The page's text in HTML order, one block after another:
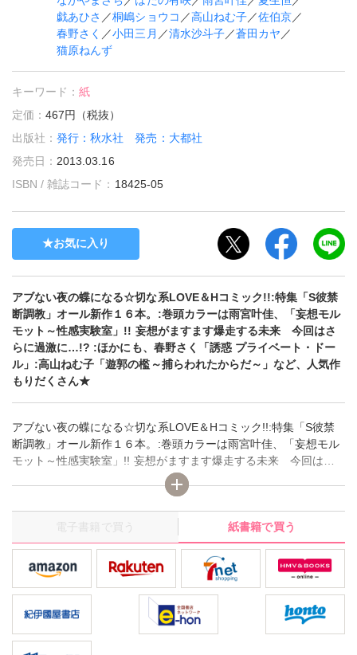
戯あひさ ／桐嶋ショウコ ／高山ねむ子／佐伯京／
春野さく ／小田三月 ／清水沙斗子／蒼田カヤ ／
猫原ねんず
キーワード：紙
定価：467円（税抜）
出版社：発行：秋水社 発売：大都社
発売日： 2013.03.16
ISBN / 雑誌コード： 18425-05
お気に入り
アブない夜の蝶になる☆切な系LOVE＆Hコミック!!:特集「S彼禁
断調教」オール新作１６本。:巻頭カラーは雨宮叶佳、「妄想モル
モット～性感実験室」!! 妄想がますます爆走する未来 今回はさ
らに過激に…!? :ほかにも、春野さく「誘惑 プライベート・ドー
ル」:高山ねむ子「遊郭の檻～捕らわれたからだ～」など、人気作
もりだくさん★
アブない夜の蝶になる☆切な系LOVE＆Hコミック!!:特集「S彼禁
断調教」オール新作１６本。:巻頭カラーは雨宮叶佳、「妄想モル
モット～性感実験室」!! 妄想がますます爆走する未来 今回はさ
らに過激に…!? :ほかにも、春野さく「誘惑 プライベート・ドー
ル」:高山ねむ子「遊郭の檻～捕らわれたからだ～」など、人気作
もりだくさん★
電子書籍で買う
紙書籍で買う